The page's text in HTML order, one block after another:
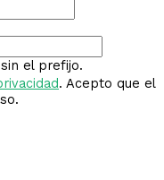
el prefijo.
. Acepto que el